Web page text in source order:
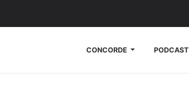
CONCORDE PODCAST